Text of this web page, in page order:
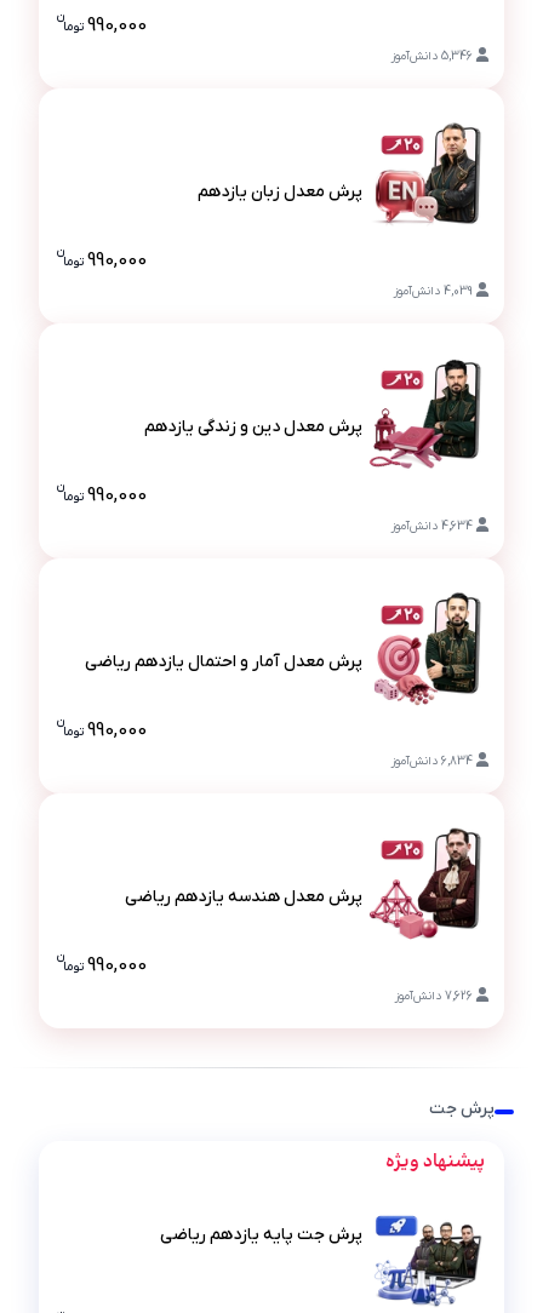
5,346 دانش‌آموز
990,000 توما
ن
4,039 دانش‌آموز
پرش معدل زبان یازدهم
990,000 توما
ن
4,634 دانش‌آموز
پرش معدل دین و زندگی یازدهم
990,000 توما
ن
6,834 دانش‌آموز
پرش معدل آمار و احتمال یازدهم ریاضی
پرش معدل آمار و احتمال یازدهم ریاضی
990,000 توما
ن
7,626 دانش‌آموز
پرش معدل هندسه یازدهم ریاضی
990,000 توما
ن
پرش جت
پیشنهاد ویژه
پرش جت پایه یازدهم ریاضی